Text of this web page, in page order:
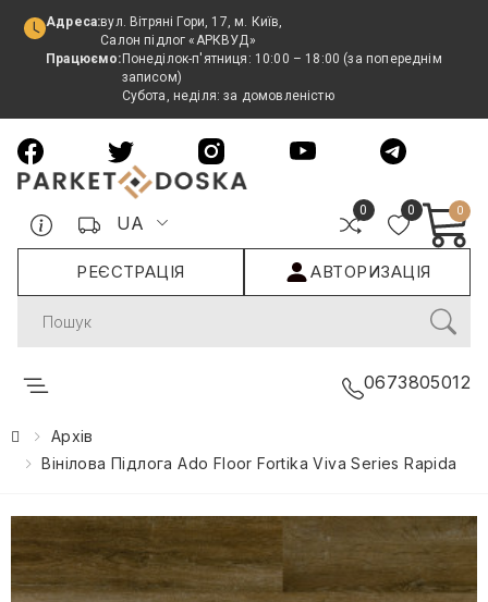
Адреса:вул. Вітряні Гори, 17, м. Київ,
Салон підлог «АРКВУД»
Працюємо: Понеділок-п'ятниця: 10:00 – 18:00 (за попереднім
записом)
Субота, неділя: за домовленістю
UA
0 0 0
РЕЄСТРАЦІЯ АВТОРИЗАЦІЯ
Search
0673805012
Архів
Вінілова Підлога Ado Floor Fortika Viva Series Rapida